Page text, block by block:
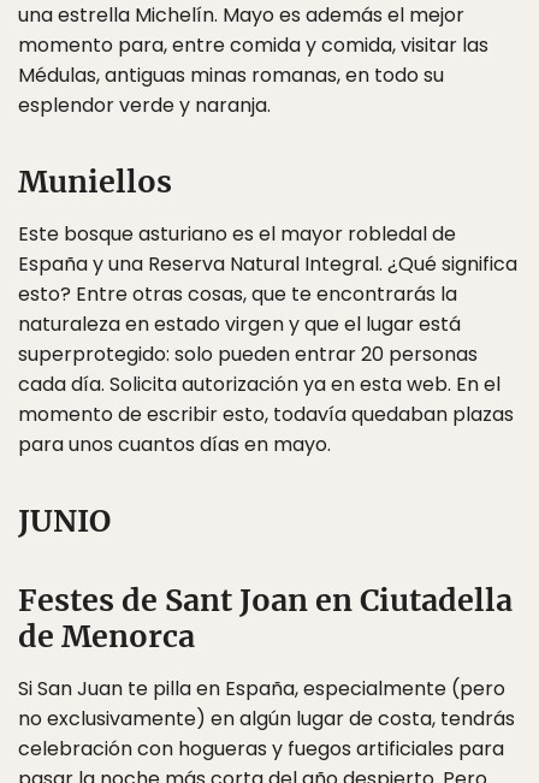
una estrella Michelín. Mayo es además el mejor
momento para, entre comida y comida, visitar las
Médulas, antiguas minas romanas, en todo su
esplendor verde y naranja.
Muniellos
Este bosque asturiano es el mayor robledal de
España y una Reserva Natural Integral. ¿Qué significa
esto? Entre otras cosas, que te encontrarás la
naturaleza en estado virgen y que el lugar está
superprotegido: solo pueden entrar 20 personas
cada día. Solicita autorización ya en esta web. En el
momento de escribir esto, todavía quedaban plazas
para unos cuantos días en mayo.
JUNIO
Festes de Sant Joan en Ciutadella
de Menorca
Si San Juan te pilla en España, especialmente (pero
no exclusivamente) en algún lugar de costa, tendrás
celebración con hogueras y fuegos artificiales para